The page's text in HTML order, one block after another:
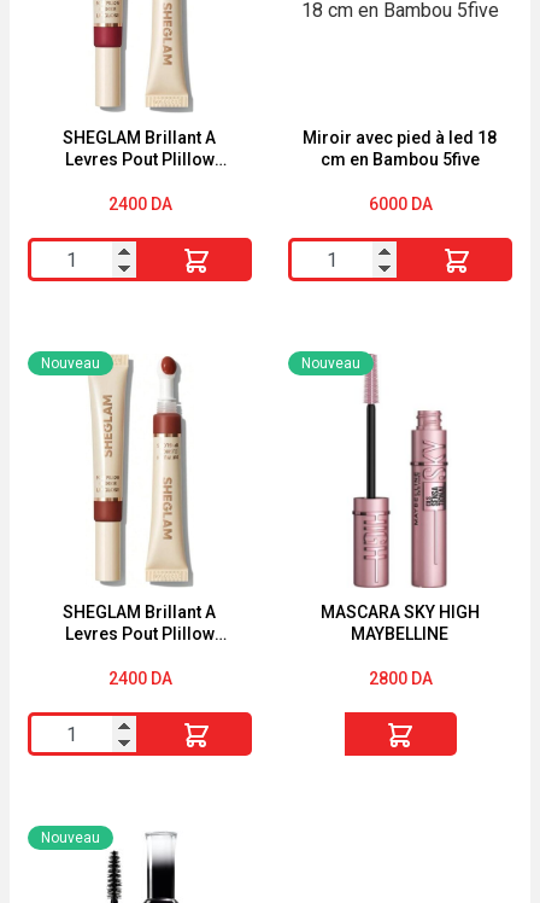
SHEGLAM Brillant A
Levres Pout PIillow
2400 DA
quantité
de
Brillant
A
Cushion
Miroir avec pied à led 18
cm en Bambou 5five
6000 DA
quantité
de
avec
pied
Bambou
5five
SHEGLAM Brillant A
Levres Pout PIillow
Nouveau
2400 DA
quantité
de
Brillant
A
MASCARA SKY HIGH
MAYBELLINE
Nouveau
2800 DA
Nouveau